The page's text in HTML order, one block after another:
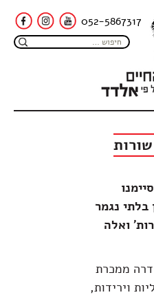
052-5867317
בלתי נגמר
ואלה
ממכרת
וירידות,